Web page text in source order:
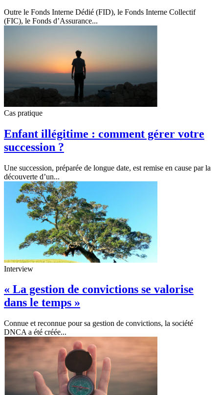
Outre le Fonds Interne Dédié (FID), le Fonds Interne Collectif
(FIC), le Fonds d’Assurance...
Cas pratique
Enfant illégitime : comment gérer votre
succession ?
Une succession, préparée de longue date, est remise en cause par la
découverte d’un...
Interview
« La gestion de convictions se valorise
dans le temps »
Connue et reconnue pour sa gestion de convictions, la société
DNCA a été créée...